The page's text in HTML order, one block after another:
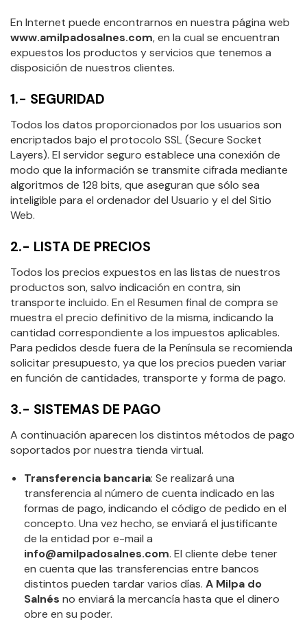
En Internet puede encontrarnos en nuestra página web
www.amilpadosalnes.com, en la cual se encuentran
expuestos los productos y servicios que tenemos a
disposición de nuestros clientes.
1.- SEGURIDAD
Todos los datos proporcionados por los usuarios son
encriptados bajo el protocolo SSL (Secure Socket
Layers). El servidor seguro establece una conexión de
modo que la información se transmite cifrada mediante
algoritmos de 128 bits, que aseguran que sólo sea
inteligible para el ordenador del Usuario y el del Sitio
Web.
2.- LISTA DE PRECIOS
Todos los precios expuestos en las listas de nuestros
productos son, salvo indicación en contra, sin
transporte incluido. En el Resumen final de compra se
muestra el precio definitivo de la misma, indicando la
cantidad correspondiente a los impuestos aplicables.
Para pedidos desde fuera de la Península se recomienda
solicitar presupuesto, ya que los precios pueden variar
en función de cantidades, transporte y forma de pago.
3.- SISTEMAS DE PAGO
A continuación aparecen los distintos métodos de pago
soportados por nuestra tienda virtual.
Transferencia bancaria: Se realizará una
transferencia al número de cuenta indicado en las
formas de pago, indicando el código de pedido en el
concepto. Una vez hecho, se enviará el justificante
de la entidad por e-mail a
info@amilpadosalnes.com. El cliente debe tener
en cuenta que las transferencias entre bancos
distintos pueden tardar varios días. A Milpa do
Salnés no enviará la mercancía hasta que el dinero
obre en su poder.